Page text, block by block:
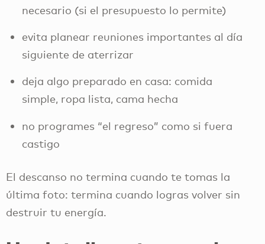
necesario (si el presupuesto lo permite)
evita planear reuniones importantes al día
siguiente de aterrizar
deja algo preparado en casa: comida
simple, ropa lista, cama hecha
no programes “el regreso” como si fuera
castigo
El descanso no termina cuando te tomas la
última foto: termina cuando logras volver sin
destruir tu energía.